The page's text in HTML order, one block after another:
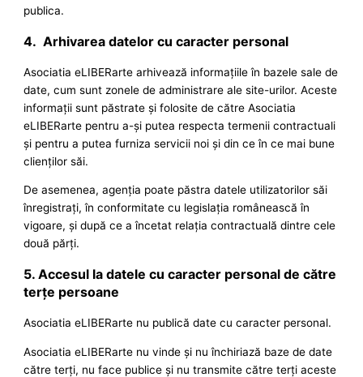
publica.
4. Arhivarea datelor cu caracter personal
Asociatia eLIBERarte arhivează informaţiile în bazele sale de
date, cum sunt zonele de administrare ale site-urilor. Aceste
informaţii sunt păstrate şi folosite de către Asociatia
eLIBERarte pentru a-şi putea respecta termenii contractuali
şi pentru a putea furniza servicii noi şi din ce în ce mai bune
clienţilor săi.
De asemenea, agenţia poate păstra datele utilizatorilor săi
înregistraţi, în conformitate cu legislaţia românească în
vigoare, şi după ce a încetat relaţia contractuală dintre cele
două părţi.
5. Accesul la datele cu caracter personal de către
terţe persoane
Asociatia eLIBERarte nu publică date cu caracter personal.
Asociatia eLIBERarte nu vinde şi nu închiriază baze de date
către terţi, nu face publice şi nu transmite către terţi aceste